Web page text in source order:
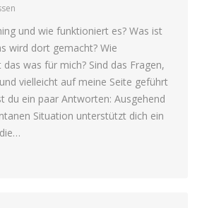
und wie funktioniert es? Was ist
wird dort gemacht? Wie
was für mich? Sind das Fragen,
vielleicht auf meine Seite geführt
du ein paar Antworten: Ausgehend
Situation unterstützt dich ein